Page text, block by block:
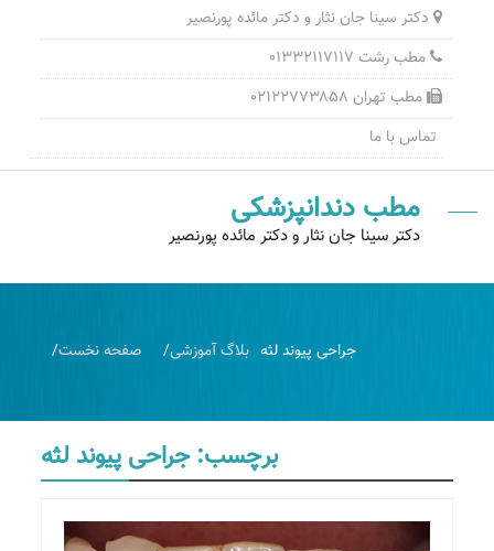
دکتر سینا جان نثار و دکتر مائده پورنصیر
مطب رشت ۰۱۳۳۲۱۱۷۱۱۷
مطب تهران ۰۲۱۲۲۷۷۳۸۵۸
تماس با ما
مطب دندانپزشکی
دکتر سینا جان نثار و دکتر مائده پورنصیر
صفحه نخست بلاگ آموزشی جراحی پیوند لثه
برچسب:جراحی پیوند لثه